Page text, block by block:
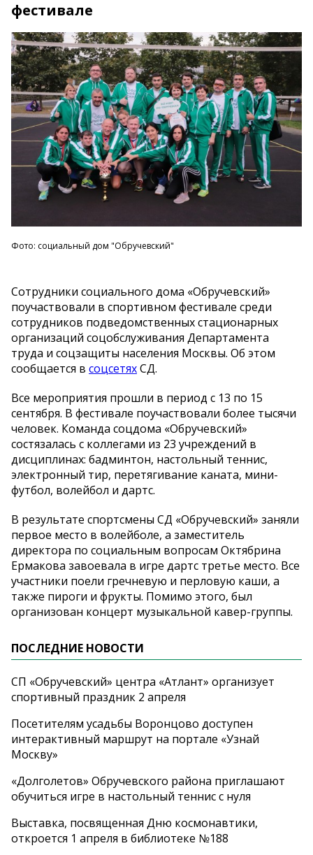
фестивале
Фото: социальный дом "Обручевский"
Сотрудники социального дома «Обручевский»
поучаствовали в спортивном фестивале среди
сотрудников подведомственных стационарных
организаций соцобслуживания Департамента
труда и соцзащиты населения Москвы. Об этом
сообщается в соцсетяхСД.
Все мероприятия прошли в период с 13 по 15
сентября. В фестивале поучаствовали более тысячи
человек. Команда соцдома «Обручевский»
состязалась с коллегами из 23 учреждений в
дисциплинах: бадминтон, настольный теннис,
электронный тир, перетягивание каната, мини-
футбол, волейбол и дартс.
В результате спортсмены СД «Обручевский» заняли
первое место в волейболе, а заместитель
директора по социальным вопросам Октябрина
Ермакова завоевала в игре дартс третье место. Все
участники поели гречневую и перловую каши, а
также пироги и фрукты. Помимо этого, был
организован концерт музыкальной кавер-группы.
ПОСЛЕДНИЕ НОВОСТИ
СП «Обручевский» центра «Атлант» организует
спортивный праздник 2 апреля
Посетителям усадьбы Воронцово доступен
интерактивный маршрут на портале «Узнай
Москву»
«Долголетов» Обручевского района приглашают
обучиться игре в настольный теннис с нуля
Выставка, посвященная Дню космонавтики,
откроется 1 апреля в библиотеке №188